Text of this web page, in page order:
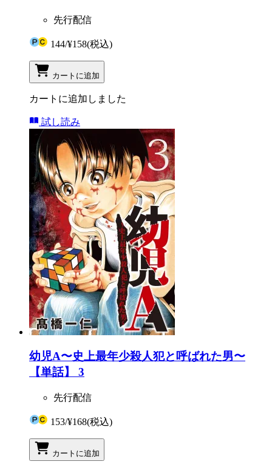
先行配信
144/¥158(税込)
カートに追加
カートに追加しました
試し読み
幼児A〜史上最年少殺人犯と呼ばれた男〜
【単話】 3
先行配信
153/¥168(税込)
カートに追加